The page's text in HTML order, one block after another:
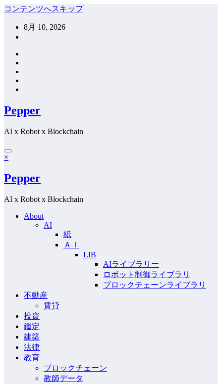
コンテンツへスキップ
8月 10, 2026
Pepper
AI x Robot x Blockchain
×
Pepper
AI x Robot x Blockchain
About
AI
紙
ＡＩ
LIB
AIライブラリー
ロボット制御ライブラリ
ブロックチェーンライブラリ
不動産
賃貸
投資
鑑定
建築
法律
教育
ブロックチェーン
教師データ